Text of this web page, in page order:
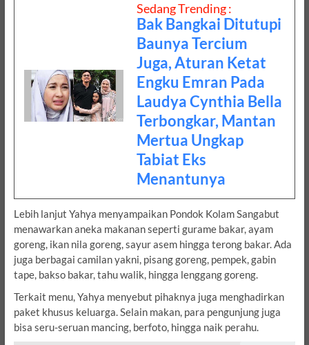
Sedang Trending :
Bak Bangkai Ditutupi
Baunya Tercium
Juga, Aturan Ketat
Engku Emran Pada
Laudya Cynthia Bella
Terbongkar, Mantan
Mertua Ungkap
Tabiat Eks
Menantunya
Lebih lanjut Yahya menyampaikan Pondok Kolam Sangabut
menawarkan aneka makanan seperti gurame bakar, ayam
goreng, ikan nila goreng, sayur asem hingga terong bakar. Ada
juga berbagai camilan yakni, pisang goreng, pempek, gabin
tape, bakso bakar, tahu walik, hingga lenggang goreng.
Terkait menu, Yahya menyebut pihaknya juga menghadirkan
paket khusus keluarga. Selain makan, para pengunjung juga
bisa seru-seruan mancing, berfoto, hingga naik perahu.